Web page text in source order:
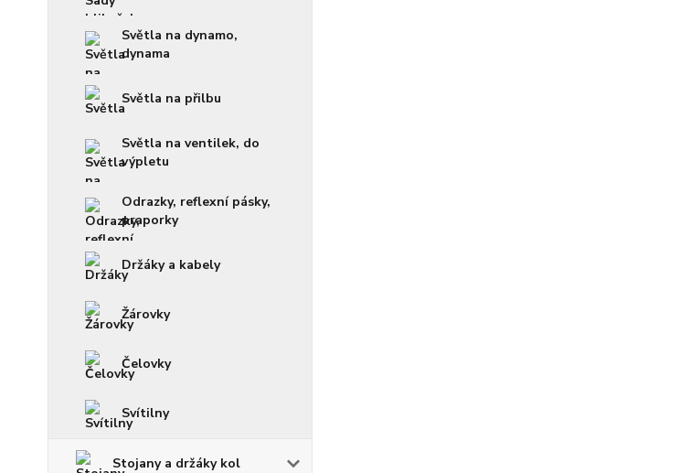
Světla na dynamo,
dynama
Světla na přilbu
Světla na ventilek, do
výpletu
Odrazky, reflexní pásky,
praporky
Držáky a kabely
Žárovky
Čelovky
Svítilny
Stojany a držáky kol